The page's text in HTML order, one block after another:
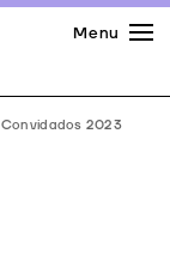
Menu
Convidados 2023